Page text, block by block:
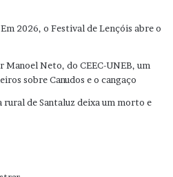
2026, o Festival de Lençóis abre o
Neto, do CEEC-UNEB, um
sobre Canudos e o cangaço
de Santaluz deixa um morto e